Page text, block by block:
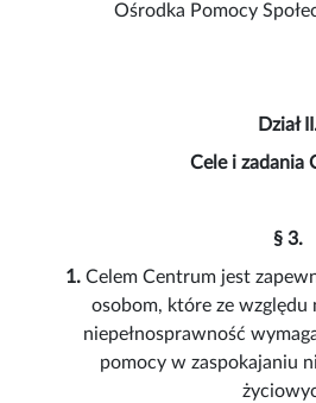
Ośrodka Pomocy
Dział
Cele i zadania
§ 3.
1. Celem Centrum jest
osobom, które ze względu
niepełnosprawność
pomocy w zaspokajaniu